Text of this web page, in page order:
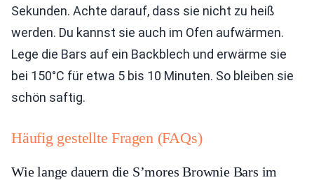
Sekunden. Achte darauf, dass sie nicht zu heiß
werden. Du kannst sie auch im Ofen aufwärmen.
Lege die Bars auf ein Backblech und erwärme sie
bei 150°C für etwa 5 bis 10 Minuten. So bleiben sie
schön saftig.
Häufig gestellte Fragen (FAQs)
Wie lange dauern die S’mores Brownie Bars im